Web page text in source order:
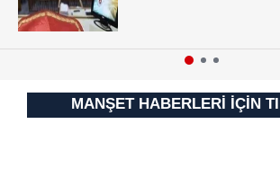
vasıtasıyla belirleyebilirsiniz. Çerezlere
için Ayarlar butonuna tıklayabilir,
Metnimiziziyaret edebilirsiniz.
6698 sayılı Kişisel Verilerin Korunması
hazırlanmış Aydınlatma Metnimizi
MANŞET HABERLERİ İÇİN